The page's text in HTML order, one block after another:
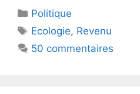
er e
b
o
Catégories
Politique
Étiquettes
Ecologie, Revenu
50 commentaires